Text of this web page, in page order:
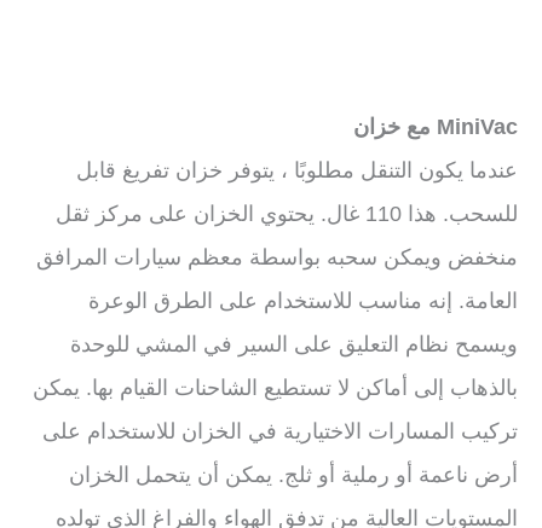
MiniVac مع خزان
عندما يكون التنقل مطلوبًا ، يتوفر خزان تفريغ قابل
للسحب. هذا 110 غال. يحتوي الخزان على مركز ثقل
منخفض ويمكن سحبه بواسطة معظم سيارات المرافق
العامة. إنه مناسب للاستخدام على الطرق الوعرة
ويسمح نظام التعليق على السير في المشي للوحدة
بالذهاب إلى أماكن لا تستطيع الشاحنات القيام بها. يمكن
تركيب المسارات الاختيارية في الخزان للاستخدام على
أرض ناعمة أو رملية أو ثلج. يمكن أن يتحمل الخزان
المستويات العالية من تدفق الهواء والفراغ الذي تولده